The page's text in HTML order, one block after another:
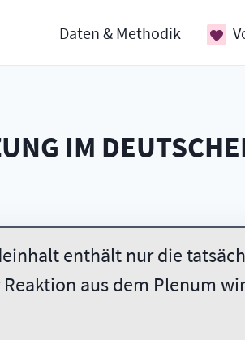
Daten & Methodik
IM
enthält nur die
aus dem Plenum